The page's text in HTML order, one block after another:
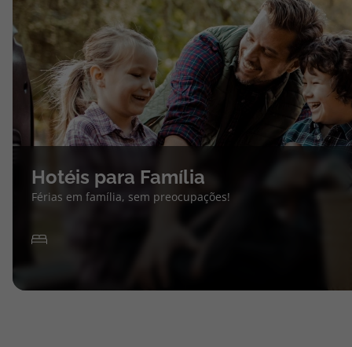
Hotéis para Família
Férias em família, sem preocupações!